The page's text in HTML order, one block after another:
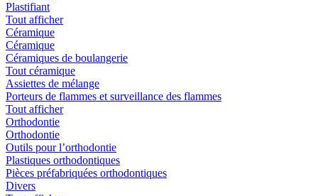
Plastifiant
Tout afficher
Céramique
Céramique
Céramiques de boulangerie
Tout céramique
Assiettes de mélange
Porteurs de flammes et surveillance des flammes
Tout afficher
Orthodontie
Orthodontie
Outils pour l’orthodontie
Plastiques orthodontiques
Pièces préfabriquées orthodontiques
Divers